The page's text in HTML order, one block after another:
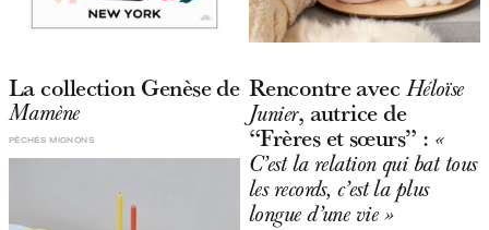
La collection Genèse de
Mamène
PÊCHÉS MIGNONS
Rencontre avecHéloïse
Junier, autrice de
“Frères et sœurs” : «
C’est la relation qui bat tous
les records, c’est la plus
longue d’une vie »